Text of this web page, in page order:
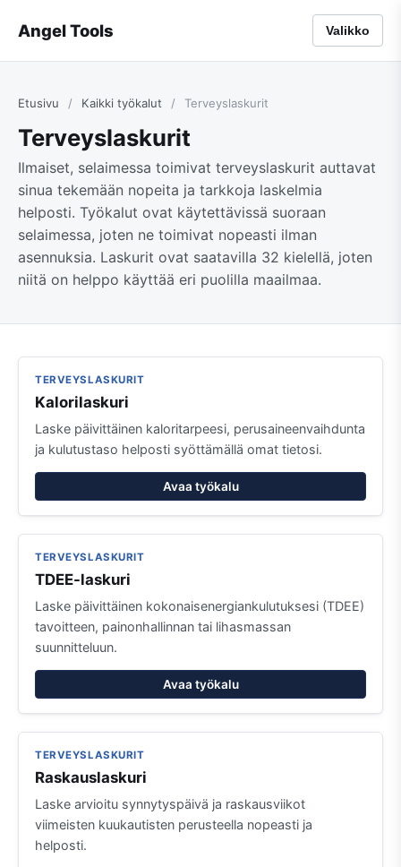
Angel Tools Valikko
Etusivu / Kaikki työkalut / Terveyslaskurit
Terveyslaskurit
Ilmaiset, selaimessa toimivat terveyslaskurit auttavat
sinua tekemään nopeita ja tarkkoja laskelmia
helposti. Työkalut ovat käytettävissä suoraan
selaimessa, joten ne toimivat nopeasti ilman
asennuksia. Laskurit ovat saatavilla 32 kielellä, joten
niitä on helppo käyttää eri puolilla maailmaa.
TERVEYSLASKURIT
Kalorilaskuri
Laske päivittäinen kaloritarpeesi, perusaineenvaihdunta
ja kulutustaso helposti syöttämällä omat tietosi.
Avaa työkalu
TERVEYSLASKURIT
TDEE-laskuri
Laske päivittäinen kokonaisenergiankulutuksesi (TDEE)
tavoitteen, painonhallinnan tai lihasmassan
suunnitteluun.
Avaa työkalu
TERVEYSLASKURIT
Raskauslaskuri
Laske arvioitu synnytyspäivä ja raskausviikot
viimeisten kuukautisten perusteella nopeasti ja
helposti.